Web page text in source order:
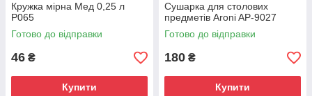
Кружка мірна Мед 0,25 л
P065
Готово до відправки
46 ₴
Купити
Сушарка для столових
предметів Aroni AP-9027
Готово до відправки
180 ₴
Купити